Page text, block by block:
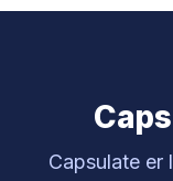
Capsulate er